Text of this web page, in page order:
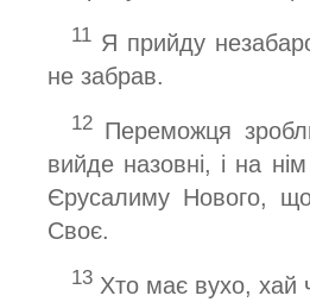
11 Я прийду
не забрав.
12 Переможця
вийде назовні, і на
Єрусалиму Нового,
Своє.
13 Хто має вухо,